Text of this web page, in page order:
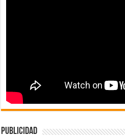
publicidad